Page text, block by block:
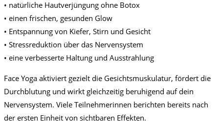
• natürliche Hautverjüngung ohne Botox
• einen frischen, gesunden Glow
• Entspannung von Kiefer, Stirn und Gesicht
• Stressreduktion über das Nervensystem
• eine verbesserte Haltung und Ausstrahlung
Face Yoga aktiviert gezielt die Gesichtsmuskulatur, fördert die
Durchblutung und wirkt gleichzeitig beruhigend auf dein
Nervensystem. Viele Teilnehmerinnen berichten bereits nach
der ersten Einheit von sichtbaren Effekten.